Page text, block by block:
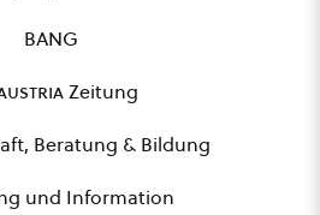
BANG
Zeitung
Beratung & Bildung
und Information